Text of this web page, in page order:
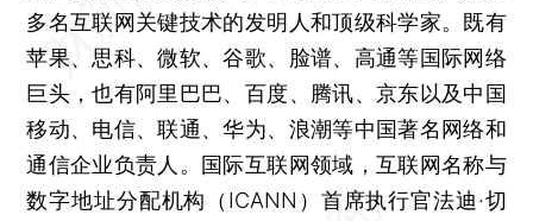
多名互联网关键技术的发明人和顶级科学家。既有
苹果、思科、微软、谷歌、脸谱、高通等国际网络
巨头，也有阿里巴巴、百度、腾讯、京东以及中国
移动、电信、联通、华为、浪潮等中国著名网络和
通信企业负责人。国际互联网领域，互联网名称与
数字地址分配机构（ICANN）首席执行官法迪·切